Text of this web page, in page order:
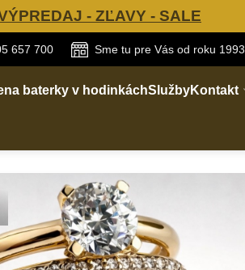
- ZĽAVY - SALE
657 700 Sme tu pre Vás od roku 1993
baterky v hodinkáchSlužbyKontakt